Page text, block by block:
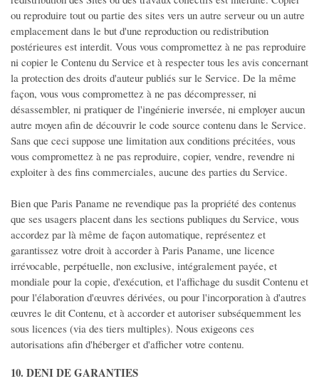
ou reproduire tout ou partie des sites vers un autre serveur ou un autre
emplacement dans le but d'une reproduction ou redistribution
postérieures est interdit. Vous vous compromettez à ne pas reproduire
ni copier le Contenu du Service et à respecter tous les avis concernant
la protection des droits d'auteur publiés sur le Service. De la même
façon, vous vous compromettez à ne pas décompresser, ni
désassembler, ni pratiquer de l'ingénierie inversée, ni employer aucun
autre moyen afin de découvrir le code source contenu dans le Service.
Sans que ceci suppose une limitation aux conditions précitées, vous
vous compromettez à ne pas reproduire, copier, vendre, revendre ni
exploiter à des fins commerciales, aucune des parties du Service.
Bien que Paris Paname ne revendique pas la propriété des contenus
que ses usagers placent dans les sections publiques du Service, vous
accordez par là même de façon automatique, représentez et
garantissez votre droit à accorder à Paris Paname, une licence
irrévocable, perpétuelle, non exclusive, intégralement payée, et
mondiale pour la copie, d'exécution, et l'affichage du susdit Contenu et
pour l'élaboration d'œuvres dérivées, ou pour l'incorporation à d'autres
œuvres le dit Contenu, et à accorder et autoriser subséquemment les
sous licences (via des tiers multiples). Nous exigeons ces
autorisations afin d'héberger et d'afficher votre contenu.
10. DENI DE GARANTIES